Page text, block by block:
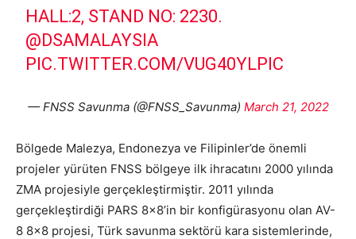
HALL:2, STAND NO: 2230.
@DSAMALAYSIA
PIC.TWITTER.COM/VUG40YLPIC
— FNSS Savunma (@FNSS_Savunma) March 21, 2022
Bölgede Malezya, Endonezya ve Filipinler’de önemli
projeler yürüten FNSS bölgeye ilk ihracatını 2000 yılında
ZMA projesiyle gerçekleştirmiştir. 2011 yılında
gerçekleştirdiği PARS 8×8’in bir konfigürasyonu olan AV-
8 8×8 projesi, Türk savunma sektörü kara sistemlerinde,